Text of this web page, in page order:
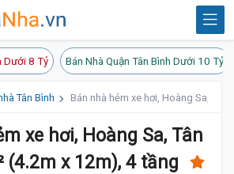
Dưới 8 Tỷ Bán Nhà Quận Tân Bình Dưới 10 Tỷ
Tân Bình Bán nhà hẻm xe hơi, Hoàng Sa, Tân
xe hơi, Hoàng Sa, Tân
(4.2m x 12m), 4 tầng